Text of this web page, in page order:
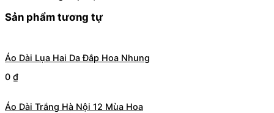
Sản phẩm tương tự
Áo Dài Lụa Hai Da Đắp Hoa Nhung
0 ₫
Áo Dài Trắng Hà Nội 12 Mùa Hoa